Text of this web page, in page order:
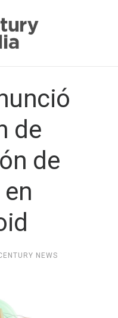
de
de
NEWS